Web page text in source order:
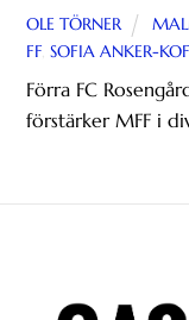
OLE TÖRNER
FF,SOFIA ANKER-
Förra FC
förstärker MFF i